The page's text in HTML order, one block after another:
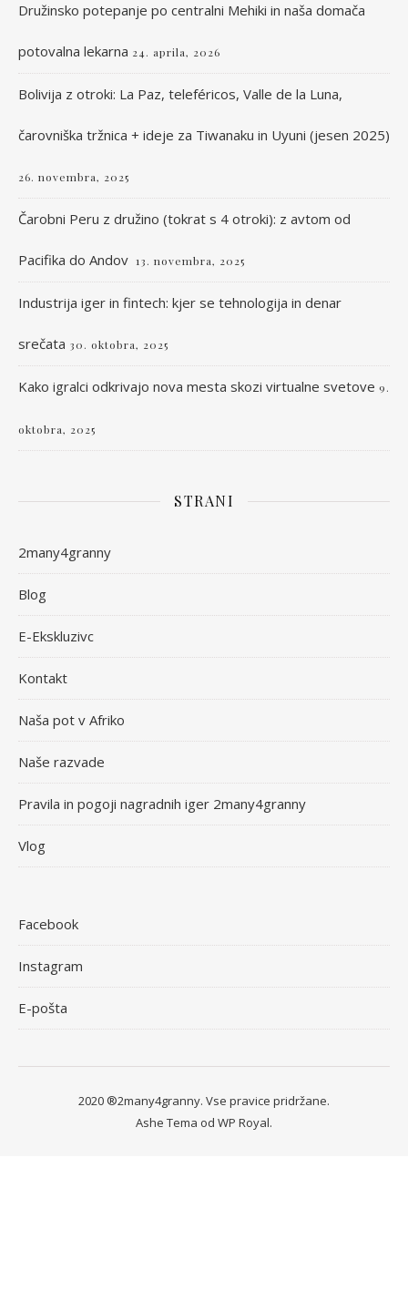
Družinsko potepanje po centralni Mehiki in naša domača
potovalna lekarna 24. aprila, 2026
Bolivija z otroki: La Paz, teleféricos, Valle de la Luna,
čarovniška tržnica + ideje za Tiwanaku in Uyuni (jesen 2025)
26. novembra, 2025
Čarobni Peru z družino (tokrat s 4 otroki): z avtom od
Pacifika do Andov 13. novembra, 2025
Industrija iger in fintech: kjer se tehnologija in denar
srečata 30. oktobra, 2025
Kako igralci odkrivajo nova mesta skozi virtualne svetove 9.
oktobra, 2025
STRANI
2many4granny
Blog
E-Ekskluzivc
Kontakt
Naša pot v Afriko
Naše razvade
Pravila in pogoji nagradnih iger 2many4granny
Vlog
Facebook
Instagram
E-pošta
2020 ®2many4granny. Vse pravice pridržane.
Ashe Tema od WP Royal.